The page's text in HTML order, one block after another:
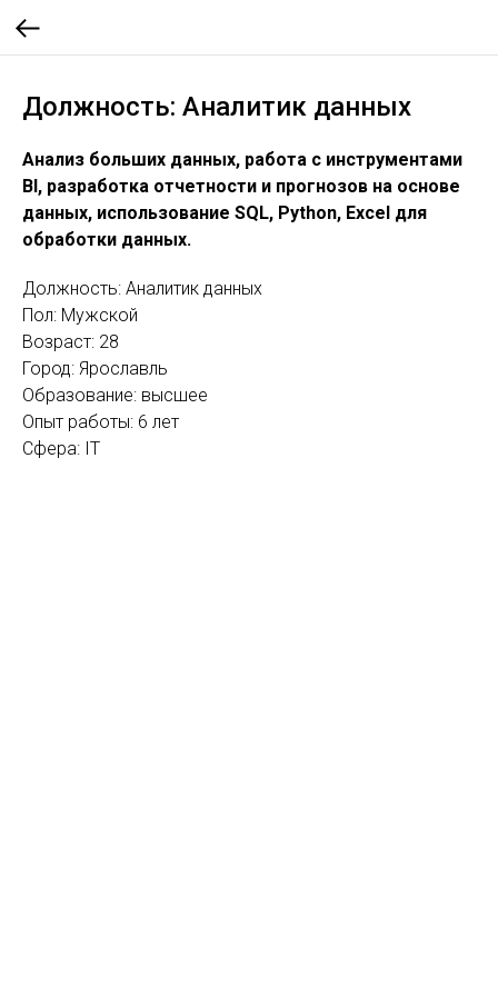
Должность: Аналитик данных
Анализ больших данных, работа с инструментами
BI, разработка отчетности и прогнозов на основе
данных, использование SQL, Python, Excel для
обработки данных.
Должность: Аналитик данных
Пол: Мужской
Возраст: 28
Город: Ярославль
Образование: высшее
Опыт работы: 6 лет
Сфера: IT